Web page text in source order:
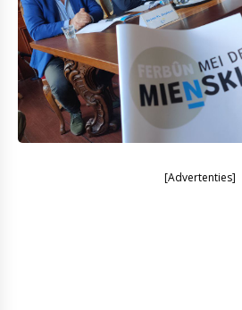
[Advertenties]